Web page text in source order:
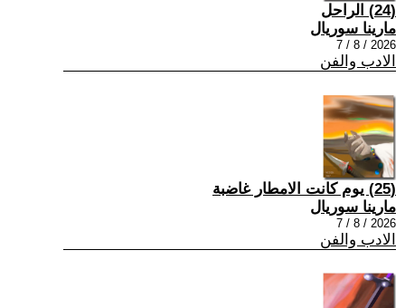
(24) الراحل
مارينا سوريال
2026 / 8 / 7
الادب والفن
(25) يوم كانت الامطار غاضبة
مارينا سوريال
2026 / 8 / 7
الادب والفن